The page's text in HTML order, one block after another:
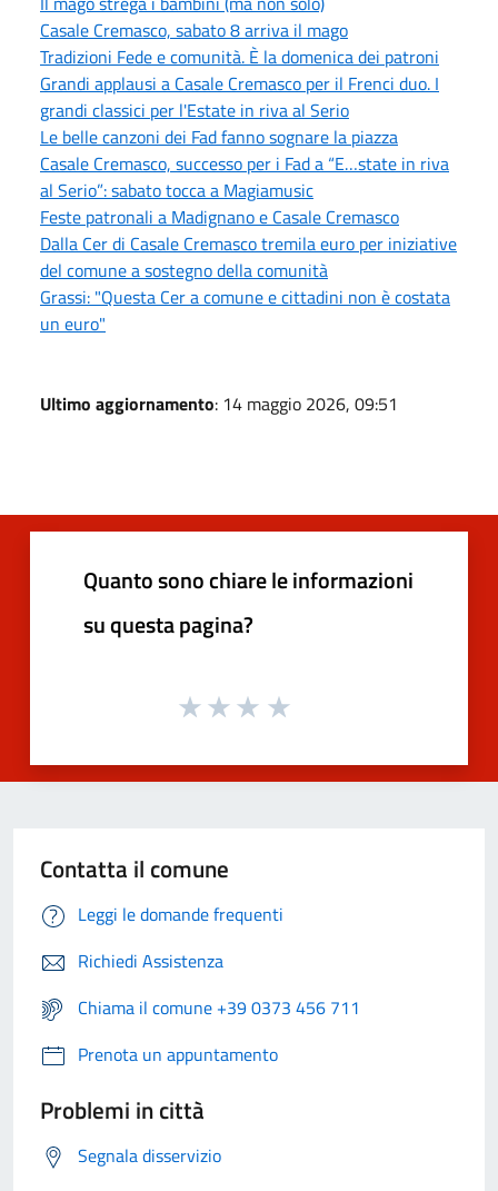
Casale Cremasco, sabato 8 arriva il mago
Tradizioni Fede e comunità. È la domenica dei patroni
Grandi applausi a Casale Cremasco per il Frenci duo. I
grandi classici per l'Estate in riva al Serio
Le belle canzoni dei Fad fanno sognare la piazza
Casale Cremasco, successo per i Fad a “E…state in riva
al Serio”: sabato tocca a Magiamusic
Feste patronali a Madignano e Casale Cremasco
Dalla Cer di Casale Cremasco tremila euro per iniziative
del comune a sostegno della comunità
Grassi: "Questa Cer a comune e cittadini non è costata
un euro"
Ultimo aggiornamento: 14 maggio 2026, 09:51
Quanto sono chiare le informazioni
su questa pagina?
Contatta il comune
Leggi le domande frequenti
Richiedi Assistenza
Chiama il comune +39 0373 456 711
Prenota un appuntamento
Problemi in città
Segnala disservizio